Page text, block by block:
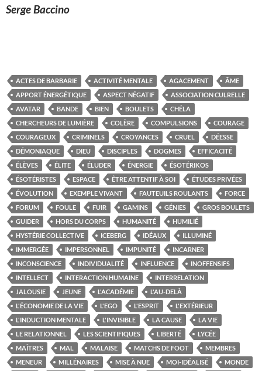
Serge Baccino
ACTES DE BARBARIE ACTIVITÉ MENTALE AGACEMENT
ÂME
APPORT ÉNERGÉTIQUE
ASPECT NÉGATIF
ASSOCIATION CULRELLE
AVATAR
BANDE BIEN BOULETS
CHÉLA
CHERCHEURS DE LUMIÈRE
COLÈRE COMPULSIONS
COURAGE
COURAGEUX
CRIMINELS CROYANCES CRUEL
DÉESSE
DÉMONIAQUE
DIEU DISCIPLES DOGMES
EFFICACITÉ
ÉLÈVES
ÉLITE ÉLUDER ÉNERGIE
ÉSOTÉRIKOS
ÉSOTÉRISTES
ESPACE ÊTRE ATTENTIF À SOI
ÉTUDES PRIVÉES
ÉVOLUTION
EXEMPLE VIVANT FAUTEUILS ROULANTS
FORCE
FORUM
FOULE FUIR GAMINS GÉNIES
GROS BOULETS
GUIDER
HORS DU CORPS HUMANITÉ
HUMILIÉ
HYSTÉRIE COLLECTIVE
ICEBERG IDÉAUX
ILLUMINÉ
IMMERGÉE
IMPERSONNEL IMPUNITÉ
INCARNER
INCONSCIENCE
INDIVIDUALITÉ INFLUENCE
INOFFENSIFS
INTELLECT
INTERACTION HUMAINE
INTERRELATION
JALOUSIE
JEUNE L'ACADÉMIE
L'AU-DELÀ
L'ÉCONOMIE DE LA VIE
L'EGO L'ESPRIT
L'EXTÉRIEUR
L'INDUCTION MENTALE
L'INVISIBLE LA CAUSE
LA VIE
LE RELATIONNEL
LES SCIENTIFIQUES LIBERTÉ
LYCÉE
MAÎTRES
MAL MALAISE MATCHS DE FOOT
MEMBRES
MENEUR
MILLÉNAIRES MISE À NUE MOI-IDÉALISÉ
MONDE